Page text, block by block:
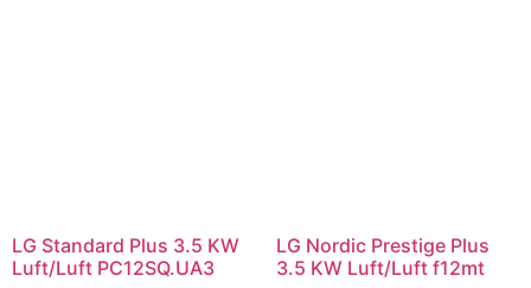
LG Standard Plus 3.5 KW
Luft/Luft PC12SQ.UA3
LG Nordic Prestige Plus
3.5 KW Luft/Luft f12mt